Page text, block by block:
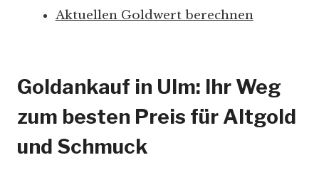
Aktuellen Goldwert berechnen
Goldankauf in Ulm: Ihr Weg
zum besten Preis für Altgold
und Schmuck